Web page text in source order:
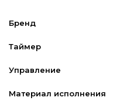
Бренд
Таймер
Управление
Материал исполнения